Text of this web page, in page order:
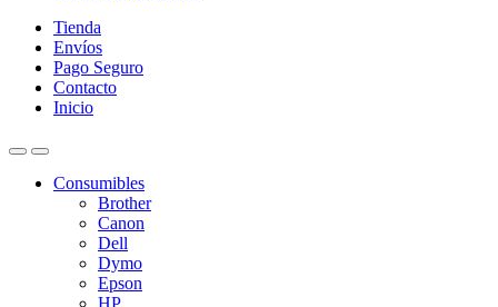
Tienda
Envíos
Pago Seguro
Contacto
Inicio
Consumibles
Brother
Canon
Dell
Dymo
Epson
HP